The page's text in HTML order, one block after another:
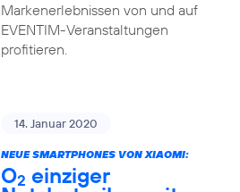
Markenerlebnissen von und auf
EVENTIM-Veranstaltungen
profitieren.
14. Januar 2020
NEUE SMARTPHONES VON XIAOMI:
O2 einziger